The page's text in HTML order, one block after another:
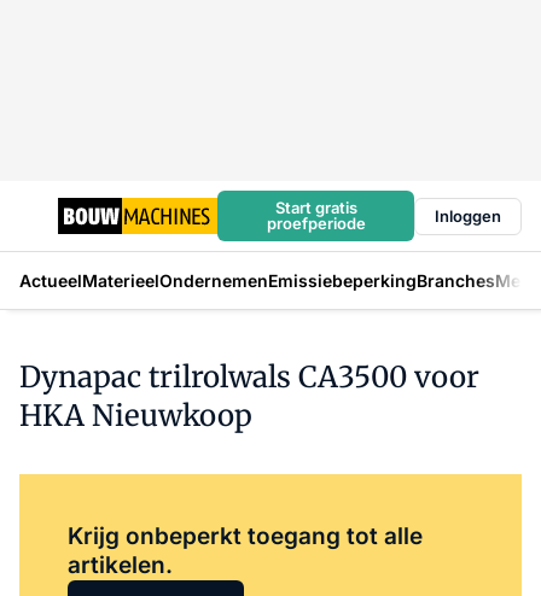
Start gratis
proefperiode
Inloggen
ActueelMaterieelOndernemenEmissiebeperkingBranches
Dynapac trilrolwals CA3500 voor
HKA Nieuwkoop
Krijg onbeperkt toegang tot alle
artikelen.